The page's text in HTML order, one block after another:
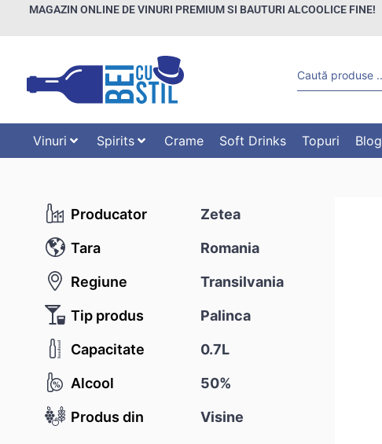
MAGAZIN ONLINE DE VINURI PREMIUM SI BAUTURI ALCOOLICE FINE!
Vinuri Spirits Crame Soft Drinks Topuri Blog
Producator Zetea
Tara Romania
Regiune Transilvania
Tip produs Palinca
Capacitate 0.7L
Alcool 50%
Produs din Visine